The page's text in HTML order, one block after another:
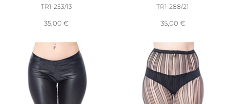
TR1-253/13
35,00 €
TR1-288/21
35,00 €